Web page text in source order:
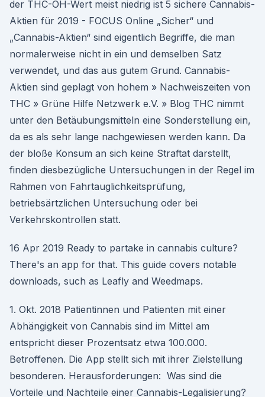
der THC-OH-Wert meist niedrig ist 5 sichere Cannabis-
Aktien für 2019 - FOCUS Online „Sicher“ und
„Cannabis-Aktien“ sind eigentlich Begriffe, die man
normalerweise nicht in ein und demselben Satz
verwendet, und das aus gutem Grund. Cannabis-
Aktien sind geplagt von hohem » Nachweiszeiten von
THC » Grüne Hilfe Netzwerk e.V. » Blog THC nimmt
unter den Betäubungsmitteln eine Sonderstellung ein,
da es als sehr lange nachgewiesen werden kann. Da
der bloße Konsum an sich keine Straftat darstellt,
finden diesbezügliche Untersuchungen in der Regel im
Rahmen von Fahrtauglichkeitsprüfung,
betriebsärtzlichen Untersuchung oder bei
Verkehrskontrollen statt.
16 Apr 2019 Ready to partake in cannabis culture?
There's an app for that. This guide covers notable
downloads, such as Leafly and Weedmaps.
1. Okt. 2018 Patientinnen und Patienten mit einer
Abhängigkeit von Cannabis sind im Mittel am
entspricht dieser Prozentsatz etwa 100.000.
Betroffenen. Die App stellt sich mit ihrer Zielstellung
besonderen. Herausforderungen: Was sind die
Vorteile und Nachteile einer Cannabis-Legalisierung?